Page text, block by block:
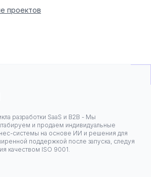
проектов
разработки SaaS и B2B - Мы
и продаем индивидуальные
системы на основе ИИ и решения для
поддержкой после запуска, следуя
качеством ISO 9001.